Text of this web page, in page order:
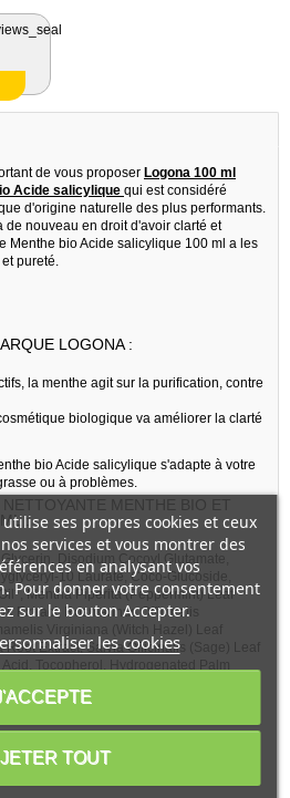
de vous proposer Logona 100 ml
Acide salicylique qui est considéré
d'origine naturelle des plus performants.
de nouveau en droit d'avoir clarté et
Menthe bio Acide salicylique 100 ml a les
pureté.
LOGONA :
la menthe agit sur la purification, contre
biologique va améliorer la clarté
bio Acide salicylique s'adapte à votre
ou à problèmes.
MENTHE BIO ET
:
Disodium Cocoyl Glutamate,
10 Laurate, Coco-Glucoside,
Mentha Piperita (Peppermint) Leaf
Extract, Rosmarinus Officinalis
Virginiana (Witch Hazel) Leaf
Extract, Salvia Officinalis (Sage) Leaf
Tocopherol, Hydrogenated Palm
contrôlée / certifié biologique
doser de mousse nettoyante sur la
Rincer à l’eau tiède.
ses propres cookies et ceux
services et vous montrer des
en analysant vos
Pour donner votre consentement
sur le bouton Accepter.
les cookies
TOUT